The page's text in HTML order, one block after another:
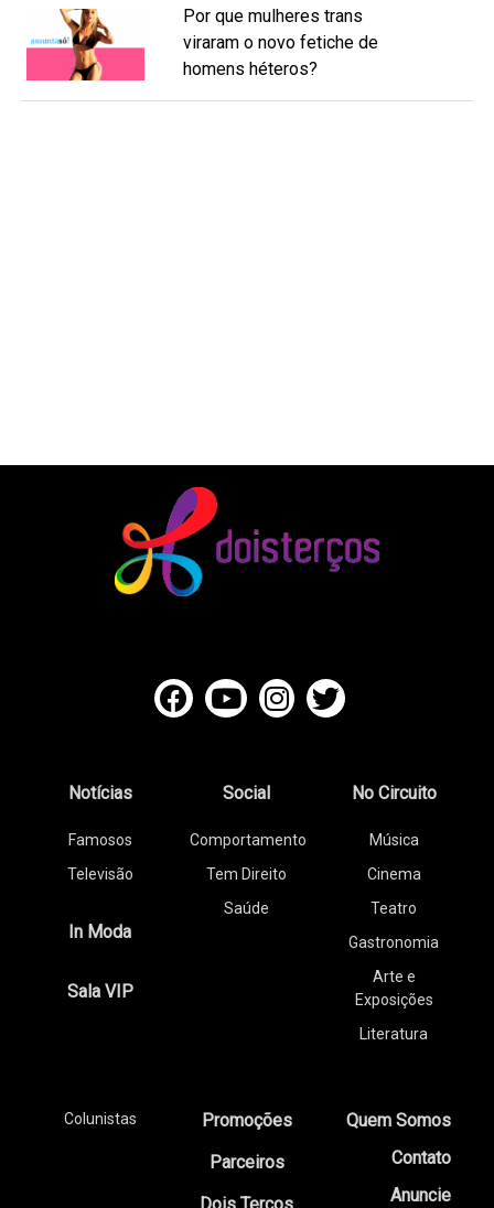
Por que mulheres trans
viraram o novo fetiche de
homens héteros?
Notícias
Famosos
Televisão
In Moda
Sala VIP
Social
Comportamento
Tem Direito
Saúde
No Circuito
Música
Cinema
Teatro
Gastronomia
Arte e
Exposições
Literatura
Colunistas
Promoções
Parceiros
Dois Terços
Quem Somos
Contato
Anuncie